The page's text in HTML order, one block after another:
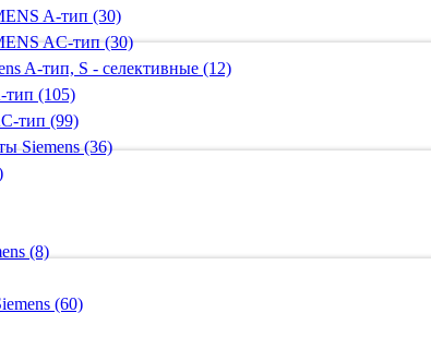
A-тип (30)
AС-тип (30)
A-тип, S - селективные (12)
тип (105)
тип (99)
Siemens (36)
(8)
(60)